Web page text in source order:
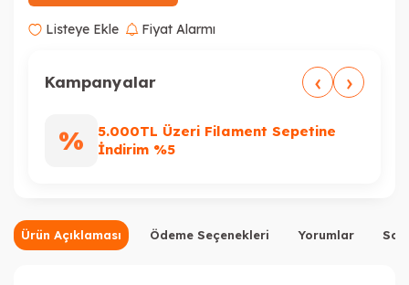
Listeye Ekle Fiyat Alarmı
Kampanyalar ‹ ›
%
5.000TL Üzeri Filament Sepetine
İndirim %5
Ürün Açıklaması Ödeme Seçenekleri Yorumlar